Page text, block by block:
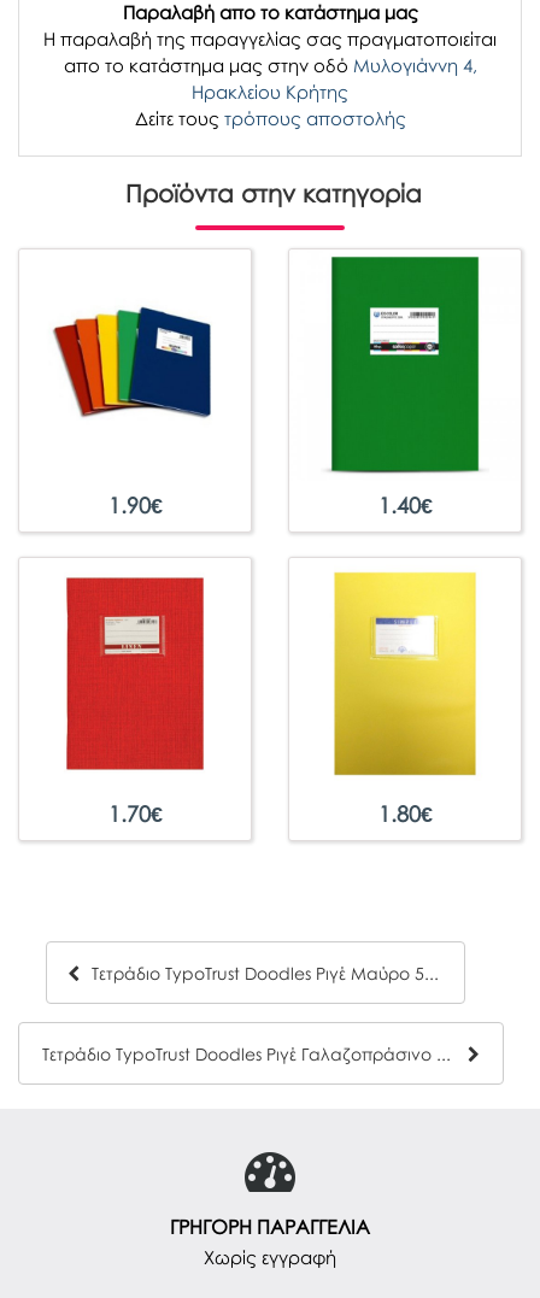
Παραλαβή απο το κατάστημα μας
H παραλαβή της παραγγελίας σας πραγματοποιείται
απο το κατάστημα μας στην οδό Μυλογιάννη 4,
Ηρακλείου Κρήτης
Δείτε τους τρόπους αποστολής
Προϊόντα στην κατηγορία
1.90€ 1.40€
1.70€ 1.80€
Τετράδιο TypoTrust Doodles Ριγέ Μαύρο 50Φ
Τετράδιο TypoTrust Doodles Ριγέ Γαλαζοπράσινο 50Φ
ΓΡΗΓΟΡΗ ΠΑΡΑΓΓΕΛΙΑ
Χωρίς εγγραφή